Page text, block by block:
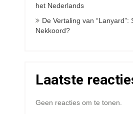
het Nederlands
De Vertaling van “Lanyard”:
Nekkoord?
Laatste
Geen reacties om te tonen.